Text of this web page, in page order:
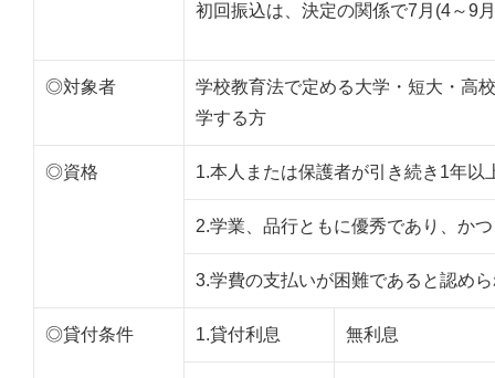
初回振込は、決定の関係で7月(4～9
◎対象者
学校教育法で定める大学・短大・高
学する方
◎資格 1.本人または保護者が引き続き1年以
2.学業、品行ともに優秀であり、か
3.学費の支払いが困難であると認め
◎貸付条件 1.貸付利息 無利息